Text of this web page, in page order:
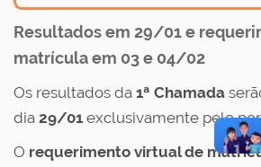
Resultados em 29/01 e
matrícula em 03 e 04/02
Os resultados da 1ª Chamada
dia 29/01 exclusivamente pelo
O requerimento virtual de